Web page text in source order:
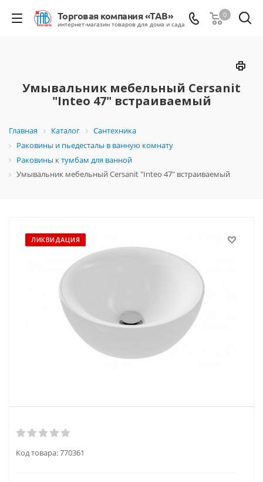
0
Умывальник мебельный Cersanit
"Inteo 47" встраиваемый
Главная Каталог
Сантехника
Раковины и пьедесталы в ванную комнату
Раковины к тумбам для ванной
Умывальник мебельный Cersanit "Inteo 47" встраиваемый
ЛИКВИДАЦИЯ
Код товара:770361